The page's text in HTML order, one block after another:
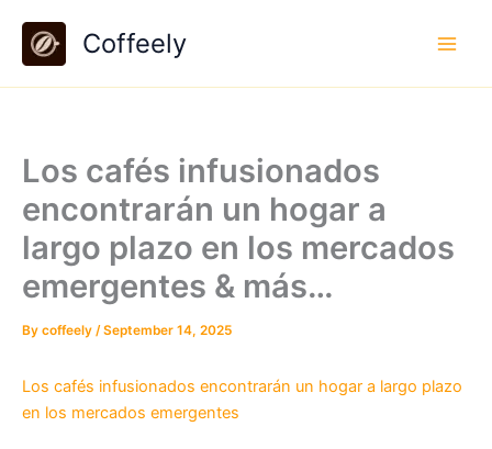
content
Coffeely
Los cafés infusionados
encontrarán un hogar a
largo plazo en los mercados
emergentes & más…
By coffeely /September 14, 2025
Los cafés infusionados encontrarán un hogar a largo plazo
en los mercados emergentes